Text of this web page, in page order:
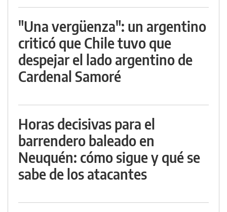
"Una vergüenza": un argentino
criticó que Chile tuvo que
despejar el lado argentino de
Cardenal Samoré
Horas decisivas para el
barrendero baleado en
Neuquén: cómo sigue y qué se
sabe de los atacantes